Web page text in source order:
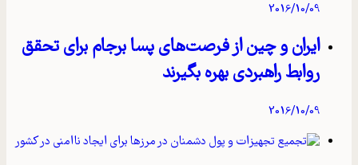
2016/10/09
ایران و چین از فرصت‌های پسا برجام برای تحقق
روابط راهبردی بهره بگیرند
2016/10/09